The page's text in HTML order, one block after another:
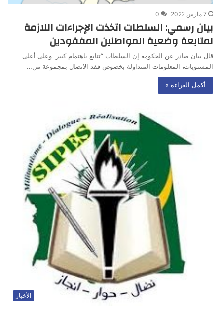
7 مارس 2022 0
بيان رسمي: السلطات اتخذت الإجراءات اللازمة
لمتابعة وضعية المواطنين المفقودين
قال بيان صادر عن الحكومة إن السلطات “تتابع باهتمام كبير وعلى أعلى
المستويات، المعلومات المتداولة بخصوص فقد الاتصال بمجموعة من…
أكمل القراءة »
الأخبار